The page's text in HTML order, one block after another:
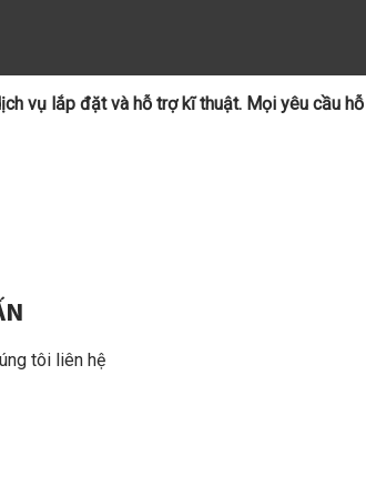
vụ lắp đặt và hỗ trợ kĩ thuật. Mọi yêu cầu
tôi liên hệ